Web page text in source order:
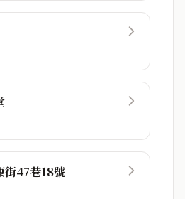
街47巷18號